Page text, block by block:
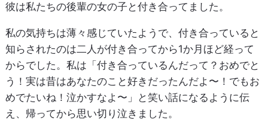
彼は私たちの後輩の女の子と付き合ってました。
私の気持ちは薄々感じていたようで、付き合っていると
知らされたのは二人が付き合ってから1か月ほど経って
からでした。私は「付き合っているんだって？おめでと
う！実は昔はあなたのこと好きだったんだよ〜！でもお
めでたいね！泣かすなよ〜」と笑い話になるように伝
え、帰ってから思い切り泣きました。